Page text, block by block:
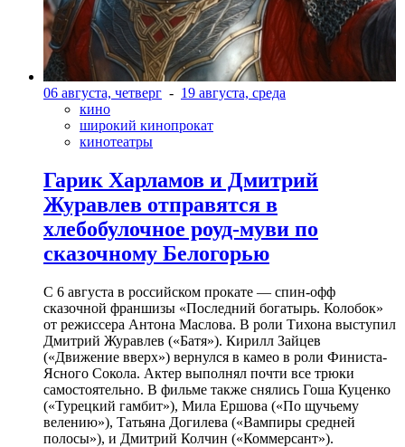
06 августа, четверг - 19 августа, среда
кино
широкий кинопрокат
кинотеатры
Гарик Харламов и Дмитрий
Журавлев отправятся в
хлебобулочное роуд-муви по
сказочному Белогорью
С 6 августа в российском прокате — спин-офф
сказочной франшизы «Последний богатырь. Колобок»
от режиссера Антона Маслова. В роли Тихона выступил
Дмитрий Журавлев («Батя»). Кирилл Зайцев
(«Движение вверх») вернулся в камео в роли Финиста-
Ясного Сокола. Актер выполнял почти все трюки
самостоятельно. В фильме также снялись Гоша Куценко
(«Турецкий гамбит»), Мила Ершова («По щучьему
велению»), Татьяна Догилева («Вампиры средней
полосы»), и Дмитрий Колчин («Коммерсант»).